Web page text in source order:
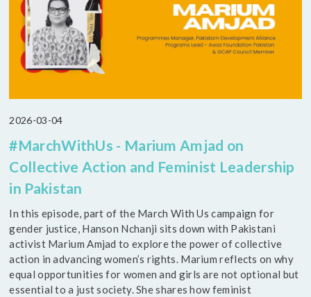
2026-03-04
#MarchWithUs - Marium Amjad on
Collective Action and Feminist Leadership
in Pakistan
In this episode, part of the March With Us campaign for
gender justice, Hanson Nchanji sits down with Pakistani
activist Marium Amjad to explore the power of collective
action in advancing women’s rights. Marium reflects on why
equal opportunities for women and girls are not optional but
essential to a just society. She shares how feminist